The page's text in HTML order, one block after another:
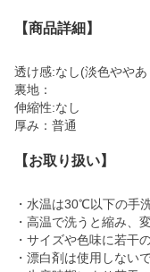
【商品詳細】
透け感:なし(淡色ややあ
裏地：
伸縮性:なし
厚み：普通
【お取り扱い】
・水温は30℃以下の手
・高温で洗うと縮み、
・サイズや色味に若干
・漂白剤は使用しない